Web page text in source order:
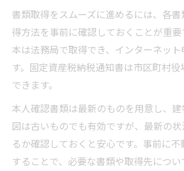
書類取得をスムーズに進めるには、各
得方法を事前に確認しておくことが重
本は法務局で取得でき、インターネット
す。固定資産税納税通知書は市区町村
できます。
本人確認書類は最新のものを用意し、建
図は古いものでも有効ですが、最新の
るか確認しておくと安心です。事前に
することで、必要な書類や取得先につ